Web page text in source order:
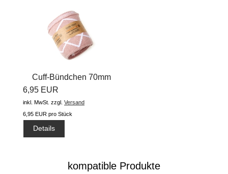
Cuff-Bündchen 70mm
shapeline #silver...
6,95 EUR
inkl. MwSt. zzgl. Versand
6,95 EUR pro Stück
Details
kompatible Produkte